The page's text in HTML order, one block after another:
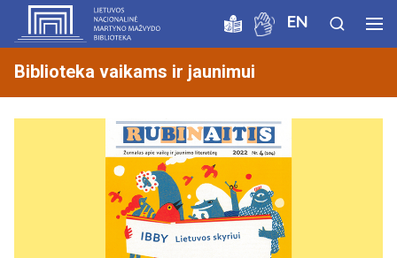
EN
Biblioteka vaikams ir jaunimui